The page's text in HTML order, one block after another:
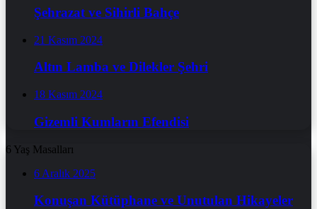
Şehrazat ve Sihirli Bahçe
21 Kasım 2024
Altın Lamba ve Dilekler Şehri
18 Kasım 2024
Gizemli Kumların Efendisi
6 Yaş Masalları
6 Aralık 2025
Konuşan Kütüphane ve Unutulan Hikayeler